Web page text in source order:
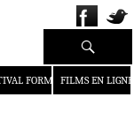
FORMAT COURT
FILMS EN LIGNE
Recherche